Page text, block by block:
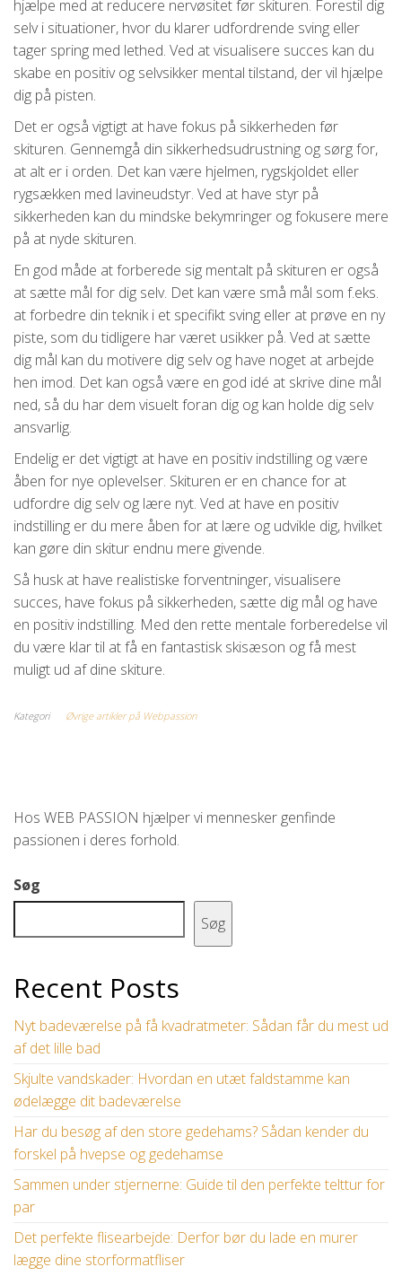
hjælpe med at reducere nervøsitet før skituren. Forestil dig
selv i situationer, hvor du klarer udfordrende sving eller
tager spring med lethed. Ved at visualisere succes kan du
skabe en positiv og selvsikker mental tilstand, der vil hjælpe
dig på pisten.
Det er også vigtigt at have fokus på sikkerheden før
skituren. Gennemgå din sikkerhedsudrustning og sørg for,
at alt er i orden. Det kan være hjelmen, rygskjoldet eller
rygsækken med lavineudstyr. Ved at have styr på
sikkerheden kan du mindske bekymringer og fokusere mere
på at nyde skituren.
En god måde at forberede sig mentalt på skituren er også
at sætte mål for dig selv. Det kan være små mål som f.eks.
at forbedre din teknik i et specifikt sving eller at prøve en ny
piste, som du tidligere har været usikker på. Ved at sætte
dig mål kan du motivere dig selv og have noget at arbejde
hen imod. Det kan også være en god idé at skrive dine mål
ned, så du har dem visuelt foran dig og kan holde dig selv
ansvarlig.
Endelig er det vigtigt at have en positiv indstilling og være
åben for nye oplevelser. Skituren er en chance for at
udfordre dig selv og lære nyt. Ved at have en positiv
indstilling er du mere åben for at lære og udvikle dig, hvilket
kan gøre din skitur endnu mere givende.
Så husk at have realistiske forventninger, visualisere
succes, have fokus på sikkerheden, sætte dig mål og have
en positiv indstilling. Med den rette mentale forberedelse vil
du være klar til at få en fantastisk skisæson og få mest
muligt ud af dine skiture.
Kategori Øvrige artikler på Webpassion
Hos WEB PASSION hjælper vi mennesker genfinde
passionen i deres forhold.
Søg
Søg
Recent Posts
Nyt badeværelse på få kvadratmeter: Sådan får du mest ud
af det lille bad
Skjulte vandskader: Hvordan en utæt faldstamme kan
ødelægge dit badeværelse
Har du besøg af den store gedehams? Sådan kender du
forskel på hvepse og gedehamse
Sammen under stjernerne: Guide til den perfekte telttur for
par
Det perfekte flisearbejde: Derfor bør du lade en murer
lægge dine storformatfliser